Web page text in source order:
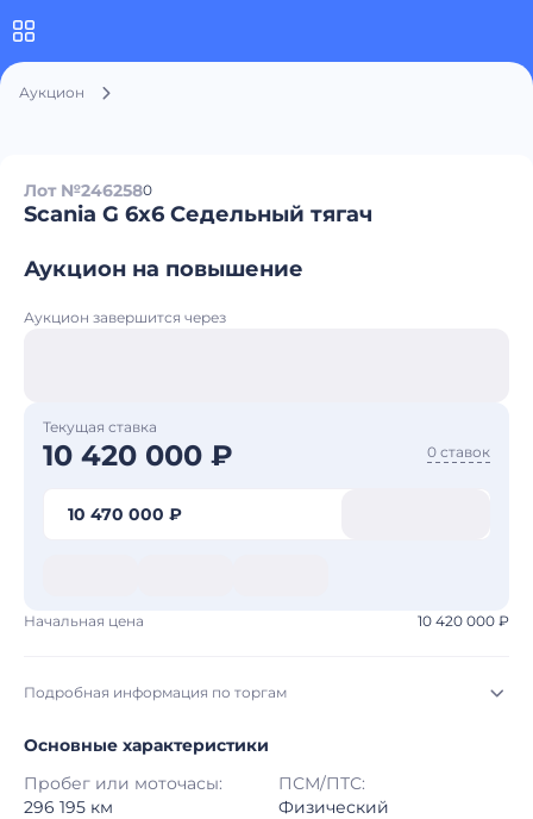
Аукцион
Лот №2462580
Scania G 6x6 Седельный тягач
Аукцион на повышение
Аукцион завершится через
Текущая ставка
10 420 000 ₽ 0 ставок
10 470 000 ₽
Начальная цена 10 420 000 ₽
Подробная информация по торгам
Начало торгов: 03.08.2026, 07:14 МСК
Конец торгов: 10.08.2026, 06:45 МСК
Основные характеристики
Пробег или моточасы:
296 195 км
ПСМ/ПТС:
Физический